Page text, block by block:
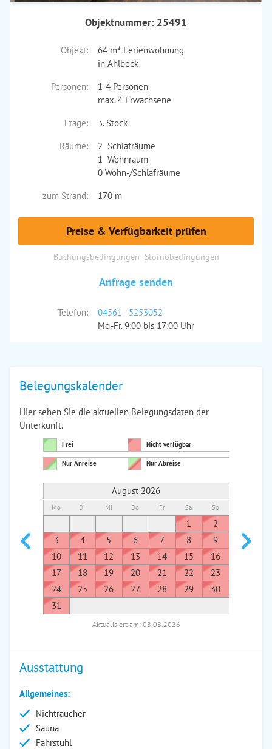
Objektnummer: 25491
Objekt:
64 m² Ferienwohnung
in Ahlbeck
Personen:
1-4 Personen
max. 4 Erwachsene
Etage:
3. Stock
Räume:
2 Schlafräume
1 Wohnraum
0 Wohn-/Schlafräume
zum Strand:
170 m
Preise & Verfügbarkeit prüfen
Buchungsbedingungen Stornobedingungen
Anfrage senden
Telefon:
04561 - 5253052
Mo.-Fr. 9:00 bis 17:00 Uhr
Belegungskalender
Hier sehen Sie die aktuellen Belegungsdaten der
Unterkunft.
Frei Nicht verfügbar
Nur Anreise Nur Abreise
August 2026
Mo Di Mi Do Fr Sa So
1
2
3
4 5 6 7 8
9
10
11 12 13 14 15
16
17
18 19 20 21 22
23
24
25 26 27 28 29
30
31
7
Aktualisiert am: 08.08.2026
Ausstattung
Allgemeines:
Nichtraucher
Sauna
Fahrstuhl